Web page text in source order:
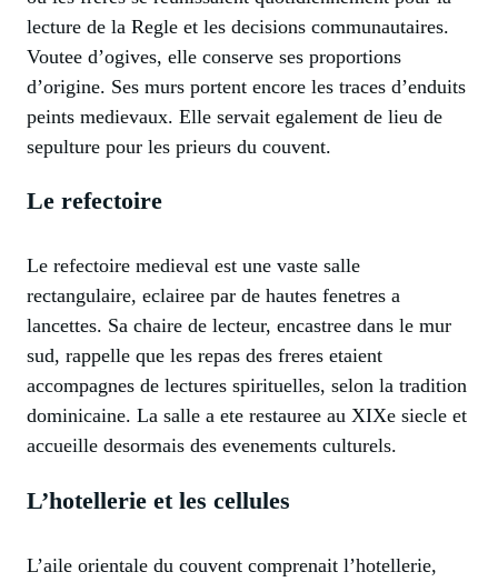
lecture de la Regle et les decisions communautaires.
Voutee d’ogives, elle conserve ses proportions
d’origine. Ses murs portent encore les traces d’enduits
peints medievaux. Elle servait egalement de lieu de
sepulture pour les prieurs du couvent.
Le refectoire
Le refectoire medieval est une vaste salle
rectangulaire, eclairee par de hautes fenetres a
lancettes. Sa chaire de lecteur, encastree dans le mur
sud, rappelle que les repas des freres etaient
accompagnes de lectures spirituelles, selon la tradition
dominicaine. La salle a ete restauree au XIXe siecle et
accueille desormais des evenements culturels.
L’hotellerie et les cellules
L’aile orientale du couvent comprenait l’hotellerie,